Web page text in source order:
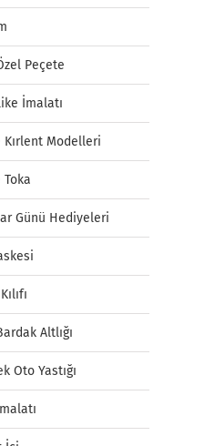
Peçete
İmalatı
Kırlent Modelleri
Günü Hediyeleri
Altlığı
Oto Yastığı